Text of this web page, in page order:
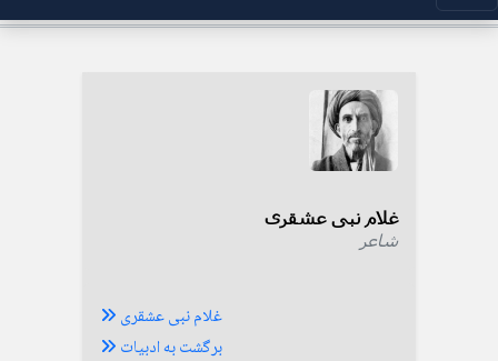
غلام نبی عشقری
شاعر
غلام نبی عشقری
برگشت به ادبیات